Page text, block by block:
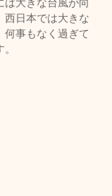
西日本では大きな
何事もなく過ぎて